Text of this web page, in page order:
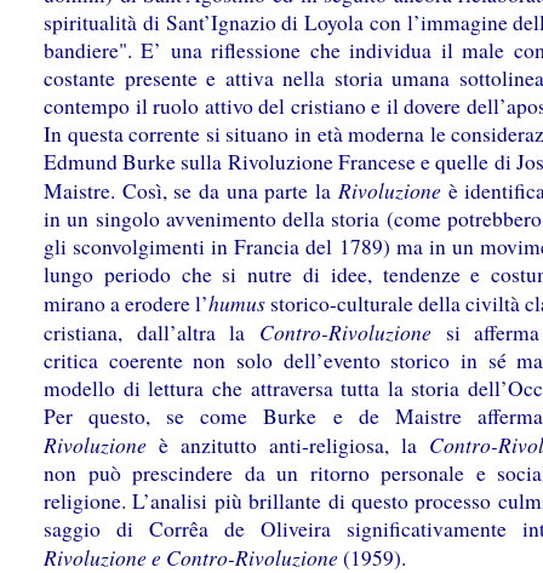
spiritualità di Sant’Ignazio di Loyola con l’immagine
bandiere". E’ una riflessione che individua il male
costante presente e attiva nella storia umana
contempo il ruolo attivo del cristiano e il dovere
In questa corrente si situano in età moderna le
Edmund Burke sulla Rivoluzione Francese e quelle di
Maistre. Così, se da una parte la Rivoluzione è
in un singolo avvenimento della storia (come potrebbero
gli sconvolgimenti in Francia del 1789) ma in un
lungo periodo che si nutre di idee, tendenze e
mirano a erodere l’humus storico-culturale della civiltà
cristiana, dall’altra la Contro-Rivoluzione si
critica coerente non solo dell’evento storico in sé
modello di lettura che attraversa tutta la storia
Per questo, se come Burke e de Maistre
Rivoluzione è anzitutto anti-religiosa, la Contro-
non può prescindere da un ritorno personale e
religione. L’analisi più brillante di questo processo
saggio di Corrêa de Oliveira significativamente
Rivoluzione e Contro-Rivoluzione (1959).